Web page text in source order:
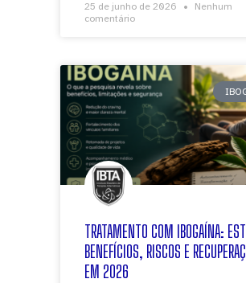
25 de junho de 2026
Nenhum
comentário
TRATAMENTO COM IBOGAÍNA:
BENEFÍCIOS, RISCOS E
EM 2026